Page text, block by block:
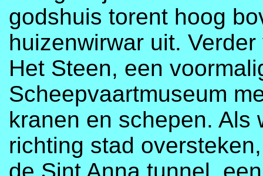
godshuis torent hoog
huizenwirwar uit.
Het Steen, een
Scheepvaartmuseum
kranen en schepen. Als
richting stad
de Sint Anna tunnel,